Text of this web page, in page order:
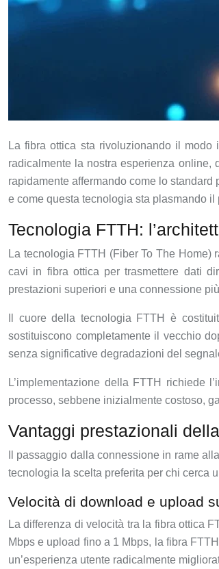
La fibra ottica sta rivoluzionando il modo
radicalmente la nostra esperienza
rapidamente affermando come lo
e come questa tecnologia sta plasmando
Tecnologia FTTH:
La tecnologia FTTH (Fiber To The Home)
cavi in fibra ottica per trasmettere dati
prestazioni superiori e una connessione
Il cuore della tecnologia FTTH è
sostituiscono completamente il vecchio
senza significative degradazioni del
L’implementazione della FTTH richiede
processo, sebbene inizialmente costoso,
Vantaggi prestazionali
Il passaggio dalla connessione in rame
tecnologia la scelta preferita per chi cerca
Velocità di download e upload
La differenza di velocità tra la fibra ottica
Mbps e upload fino a 1 Mbps, la fibra
un’esperienza utente radicalmente